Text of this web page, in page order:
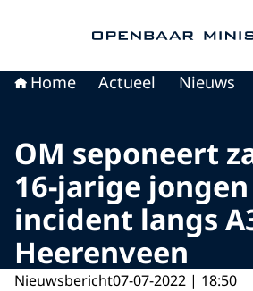
Home Actueel Nieuws
OM seponeert
16-jarige
incident langs
Heerenveen
Nieuwsbericht07-07-2022 | 18:50